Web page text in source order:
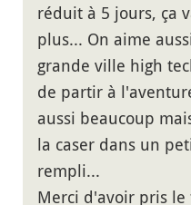
réduit à 5 jours, ça
plus... On aime
grande ville high
de partir à
aussi beaucoup
la caser dans un
rempli...
Merci d'avoir pris